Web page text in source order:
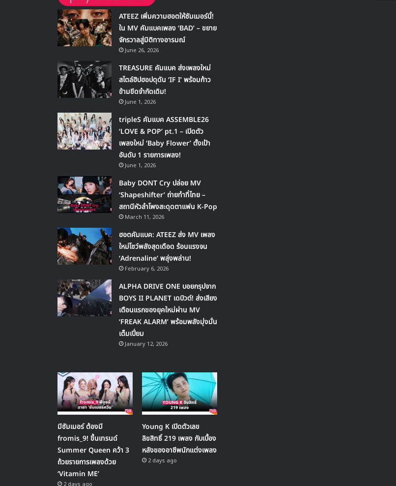
ATEEZ เพิ่มความฮอตให้ซัมเมอร์นี้!
ใน MV คัมแบคเพลง ‘BAD’ – ขยาย
จักรวาลสู่มิติทางอารมณ์
June 26, 2026
TREASURE คัมแบค ส่งเพลงใหม่
สไตล์ฮิปฮอปดุดัน ‘IF I’ พร้อมก้าว
ข้ามขีดจำกัดเดิม!
June 1, 2026
tripleS คัมแบค ASSEMBLE26
‘LOVE & POP’ pt.1 – เปิดตัว
เพลงใหม่ ‘Baby Flower’ ตั้งเป้า
อันดับ 1 รายการเพลง!
June 1, 2026
Baby DONT Cry ปล่อย MV
‘Shapeshifter’ ถ่ายทำที่ไทย –
สถานีหัวลำโพงสะดุดตาแฟน K-Pop
March 11, 2026
ฮอตคัมแบค: ATEEZ ส่ง MV เพลง
ใหม่โชว์พลังสุดเดือด ร้อนแรงจน
‘Adrenaline’ พลุ่งพล่าน!
February 6, 2026
ALPHA DRIVE ONE บอยกรุปจาก
BOYS II PLANET เดบิวต์! ส่งเสียง
เตือนแรกของยุคใหม่ผ่าน MV
‘FREAK ALARM’ พร้อมพลังมุ่งมั่น
เต็มเปี่ยม
January 12, 2026
มีซัมเมอร์ ต้องมี
fromis_9! ขึ้นเทรนด์
Summer Queen คว้า 3
ถ้วยรายการเพลงด้วย
‘Vitamin ME’
2 days ago
Young K เปิดตัวเลข
ลิขสิทธิ์ 219 เพลง กับเบื้อง
หลังของอาชีพนักแต่งเพลง
2 days ago